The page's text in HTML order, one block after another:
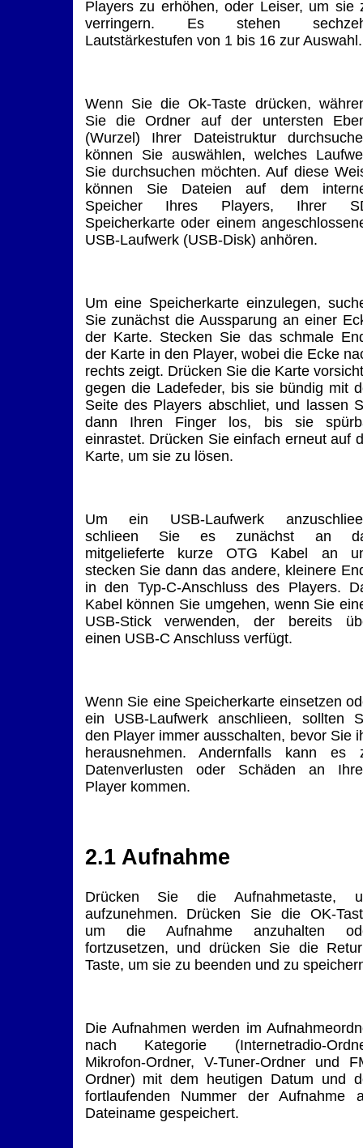
Players zu erhöhen, oder Leiser, um sie
verringern. Es stehen
Lautstärkestufen von 1 bis 16 zur Auswahl.
Wenn Sie die Ok-Taste drücken,
Sie die Ordner auf der untersten
(Wurzel) Ihrer Dateistruktur
können Sie auswählen, welches
Sie durchsuchen möchten. Auf diese
können Sie Dateien auf dem
Speicher Ihres Players, Ihrer
Speicherkarte oder einem
USB-Laufwerk (USB-Disk) anhören.
Um eine Speicherkarte einzulegen,
Sie zunächst die Aussparung an einer
der Karte. Stecken Sie das schmale
der Karte in den Player, wobei die Ecke
rechts zeigt. Drücken Sie die Karte
gegen die Ladefeder, bis sie bündig mit
Seite des Players abschliet, und lassen
dann Ihren Finger los, bis sie
einrastet. Drücken Sie einfach erneut auf
Karte, um sie zu lösen.
Um ein USB-Laufwerk
schlieen Sie es zunächst an
mitgelieferte kurze OTG Kabel an
stecken Sie dann das andere, kleinere
in den Typ-C-Anschluss des Players.
Kabel können Sie umgehen, wenn Sie
USB-Stick verwenden, der bereits
einen USB-C Anschluss verfügt.
Wenn Sie eine Speicherkarte einsetzen
ein USB-Laufwerk anschlieen, sollten
den Player immer ausschalten, bevor Sie
herausnehmen. Andernfalls kann es
Datenverlusten oder Schäden an
Player kommen.
2.1 Aufnahme
Drücken Sie die Aufnahmetaste,
aufzunehmen. Drücken Sie die OK-
um die Aufnahme anzuhalten
fortzusetzen, und drücken Sie die
Taste, um sie zu beenden und zu
Die Aufnahmen werden im
nach Kategorie (Internetradio-
Mikrofon-Ordner, V-Tuner-Ordner und
Ordner) mit dem heutigen Datum und
fortlaufenden Nummer der Aufnahme
Dateiname gespeichert.